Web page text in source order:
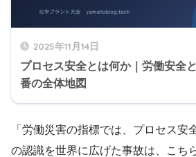
2025年11月14日
プロセス安全とは何か｜労働安全
番の全体地図
「労働災害の指標では、プロセス
の認識を世界に広げた事故は、こち